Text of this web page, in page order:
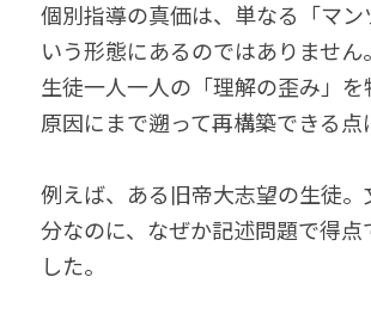
個別指導の真価は、単なる「マン
いう形態にあるのではありません。
生徒一人一人の「理解の歪み」
原因にまで遡って再構築できる点
例えば、ある旧帝大志望の生徒
分なのに、なぜか記述問題で得点
した。